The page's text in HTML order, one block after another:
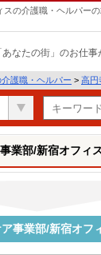
の介護職・ヘルパー
あなたの街」のお仕
護職・ヘルパー > 高円
業部/新宿オフィ
事業部/新宿オフ